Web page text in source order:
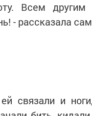
Всем
- рассказала
связали и